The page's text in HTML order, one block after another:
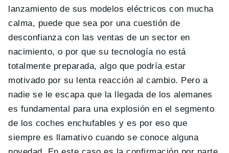
lanzamiento de sus modelos eléctricos con mucha
calma, puede que sea por una cuestión de
desconfianza con las ventas de un sector en
nacimiento, o por que su tecnología no está
totalmente preparada, algo que podría estar
motivado por su lenta reacción al cambio. Pero a
nadie se le escapa que la llegada de los alemanes
es fundamental para una explosión en el segmento
de los coches enchufables y es por eso que
siempre es llamativo cuando se conoce alguna